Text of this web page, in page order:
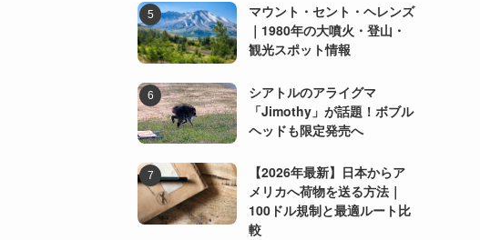
マウント・セント・ヘレンズ
｜1980年の大噴火・登山・
観光スポット情報
シアトルのアライグマ
「Jimothy」が話題！ボブル
ヘッドも限定発売へ
【2026年最新】日本からア
メリカへ荷物を送る方法｜
100ドル規制と最適ルート比
較